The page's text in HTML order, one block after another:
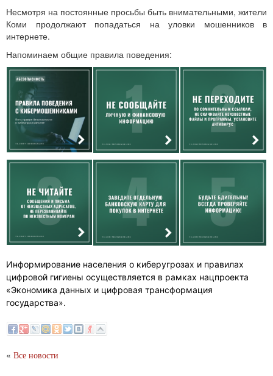
Несмотря на постоянные просьбы быть внимательными, жители
Коми продолжают попадаться на уловки мошенников в
интернете.
Напоминаем общие правила поведения:
Информирование населения о киберугрозах и правилах
цифровой гигиены осуществляется в рамках нацпроекта
«Экономика данных и цифровая трансформация
государства».
« Все новости